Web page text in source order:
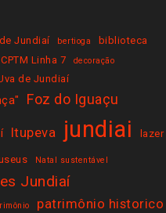
Jundiaí bertioga biblioteca
CPTM Linha 7 decoração
de Jundiaí
Foz do Iguaçu
Itupeva jundiai lazer
Natal sustentável
Jundiaí
patrimônio historico